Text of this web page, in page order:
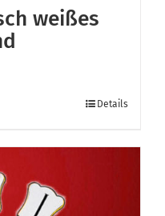
weißes
Details